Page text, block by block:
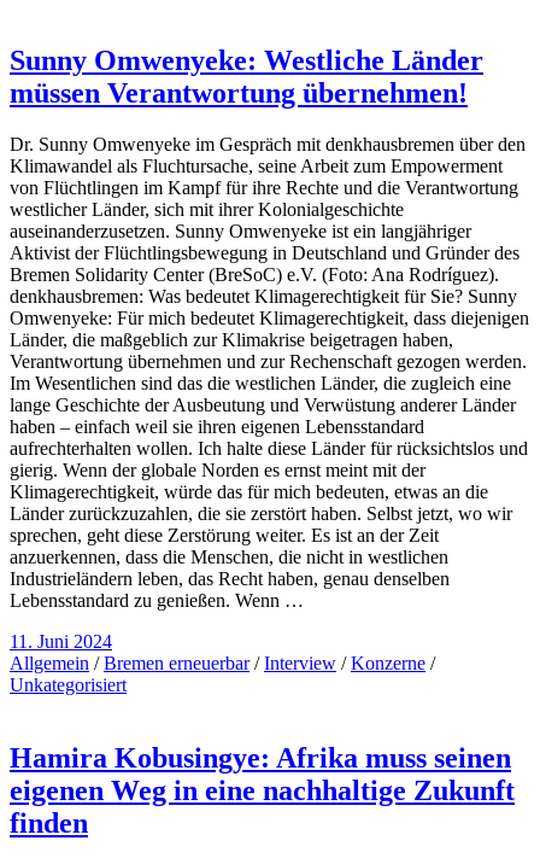
Sunny Omwenyeke: Westliche Länder
müssen Verantwortung übernehmen!
Dr. Sunny Omwenyeke im Gespräch mit denkhausbremen über den
Klimawandel als Fluchtursache, seine Arbeit zum Empowerment
von Flüchtlingen im Kampf für ihre Rechte und die Verantwortung
westlicher Länder, sich mit ihrer Kolonialgeschichte
auseinanderzusetzen. Sunny Omwenyeke ist ein langjähriger
Aktivist der Flüchtlingsbewegung in Deutschland und Gründer des
Bremen Solidarity Center (BreSoC) e.V. (Foto: Ana Rodríguez).
denkhausbremen: Was bedeutet Klimagerechtigkeit für Sie? Sunny
Omwenyeke: Für mich bedeutet Klimagerechtigkeit, dass diejenigen
Länder, die maßgeblich zur Klimakrise beigetragen haben,
Verantwortung übernehmen und zur Rechenschaft gezogen werden.
Im Wesentlichen sind das die westlichen Länder, die zugleich eine
lange Geschichte der Ausbeutung und Verwüstung anderer Länder
haben – einfach weil sie ihren eigenen Lebensstandard
aufrechterhalten wollen. Ich halte diese Länder für rücksichtslos und
gierig. Wenn der globale Norden es ernst meint mit der
Klimagerechtigkeit, würde das für mich bedeuten, etwas an die
Länder zurückzuzahlen, die sie zerstört haben. Selbst jetzt, wo wir
sprechen, geht diese Zerstörung weiter. Es ist an der Zeit
anzuerkennen, dass die Menschen, die nicht in westlichen
Industrieländern leben, das Recht haben, genau denselben
Lebensstandard zu genießen. Wenn …
11. Juni 2024
Allgemein /Bremen erneuerbar/Interview /Konzerne /
Unkategorisiert
Hamira Kobusingye: Afrika muss seinen
eigenen Weg in eine nachhaltige Zukunft
finden